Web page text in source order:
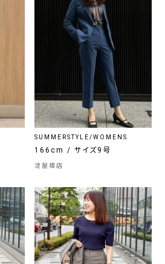
SUMMERSTYLE/WOMENS
166cm / サイズ9号
淀屋橋店